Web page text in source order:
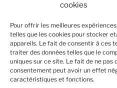
cookies
Pour offrir les meilleures
telles que les cookies pour stocker
appareils. Le fait de consentir à ces
traiter des données telles que le
uniques sur ce site. Le fait de ne pas
consentement peut avoir un effet
caractéristiques et fonctions.
Mentions légales
Politique de cookies (UE)
SUIVEZ-NOUS
FacebookInstagram